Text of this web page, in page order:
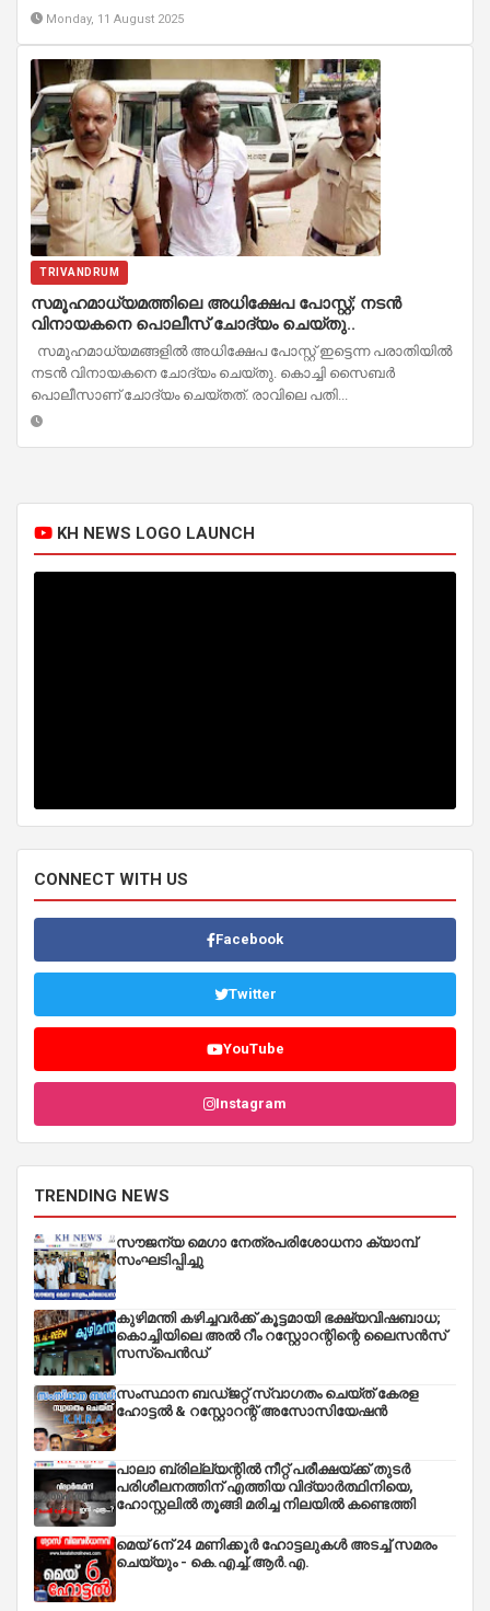
Monday, 11 August 2025
TRIVANDRUM
സമൂഹമാധ്യമത്തിലെ അധിക്ഷേപ പോസ്റ്റ്; നടൻ
വിനായകനെ പൊലീസ് ചോദ്യം ചെയ്തു..
സമൂഹമാധ്യമങ്ങളിൽ അധിക്ഷേപ പോസ്റ്റ് ഇട്ടെന്ന പരാതിയിൽ
നടൻ വിനായകനെ ചോദ്യം ചെയ്തു. കൊച്ചി സൈബർ
പൊലീസാണ് ചോദ്യം ചെയ്തത്. രാവിലെ പതി...
KH NEWS LOGO LAUNCH
CONNECT WITH US
Facebook
Twitter
YouTube
Instagram
TRENDING NEWS
സൗജന്യ മെഗാ നേത്രപരിശോധനാ ക്യാമ്പ്
സംഘടിപ്പിച്ചു
കുഴിമന്തി കഴിച്ചവർക്ക് കൂട്ടമായി ഭക്ഷ്യവിഷബാധ;
കൊച്ചിയിലെ അൽ റീം റസ്റ്റോറന്റിന്റെ ലൈസൻസ്
സസ്പെൻഡ്
സംസ്ഥാന ബഡ്‌ജറ്റ് സ്വാഗതം ചെയ്ത് കേരള
ഹോട്ടൽ & റസ്റ്റോറന്റ് അസോസിയേഷൻ
പാലാ ബ്രില്ല്യന്റിൽ നീറ്റ് പരീക്ഷയ്ക്ക് തുടർ
പരിശീലനത്തിന് എത്തിയ വിദ്യാർത്ഥിനിയെ,
ഹോസ്റ്റലിൽ തൂങ്ങി മരിച്ച നിലയിൽ കണ്ടെത്തി
മെയ് 6ന് 24 മണിക്കൂർ ഹോട്ടലുകൾ അടച്ച് സമരം
ചെയ്യും - കെ.എച്ച്.ആർ.എ.